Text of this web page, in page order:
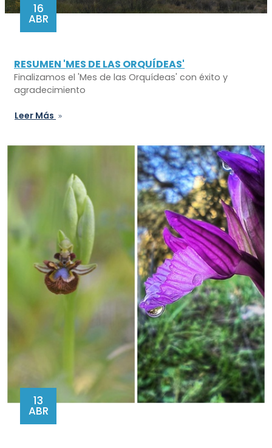
16
ABR
RESUMEN 'MES DE LAS ORQUÍDEAS'
Finalizamos el 'Mes de las Orquídeas' con éxito y
agradecimiento
Leer Más
13
ABR